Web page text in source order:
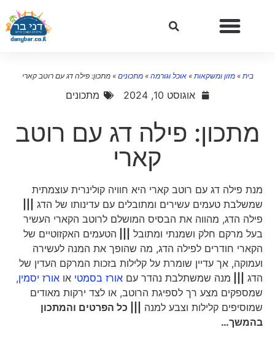
»מזון ומשקאות»אוכל וגורמה»מתכונים»מתכון: פילה דג עם רוטב קארי
אוגוסט 10, 2024 מתכונים
מתכון: פילה דג עם רוטב
קארי
מנת פילה דג עם רוטב קארי היא חוויה קולינרית עוצמתית
שמשלבת טעמים עשירים ומתובלים עם עדינותו של הדג|||
פילה הדג, מהווה את הבסיס המושלם לרוטב הקארי העשיר
בעל מרקם חלק ושמנתי ומתובל|||
הטעמים האקזוטיים של
הקארי חודרים לפילה הדג, מה שהופך את המנה לעשירה
ועמוקה, אך עדיין שומרת על קלילות בזכות המרקם העדין של
הדג||| מנה שמשתלבת נהדר עםאורז בסמטיאו אורז יסמין,
שמספקים מצע רך לספיגת הרוטב, או לצד ירקות מאודים
שמוסיפים קלילות וצבע למנה||| כל הפרטים והמתכון
בהמשך…